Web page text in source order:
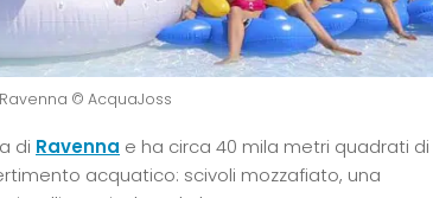
© AcquaJoss
di Ravenna e ha circa 40 mila metri quadrati di
acquatico: scivoli mozzafiato, una